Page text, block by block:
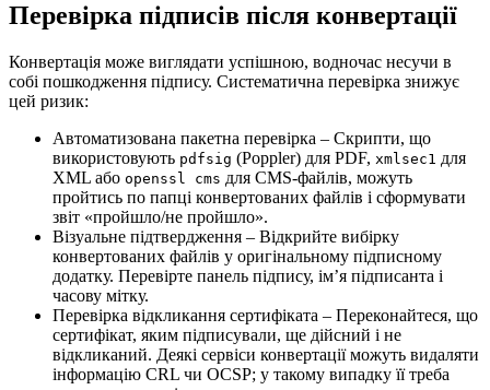
Перевірка підписів після конвертації
Конвертація може виглядати успішною, водночас несучи в
собі пошкодження підпису. Систематична перевірка знижує
цей ризик:
Автоматизована пакетна перевірка – Скрипти, що
використовують pdfsig (Poppler) для PDF, xmlsec1 для
XML або openssl cms для CMS‑файлів, можуть
пройтись по папці конвертованих файлів і сформувати
звіт «пройшло/не пройшло».
Візуальне підтвердження – Відкрийте вибірку
конвертованих файлів у оригінальному підписному
додатку. Перевірте панель підпису, ім’я підписанта і
часову мітку.
Перевірка відкликання сертифіката – Переконайтеся, що
сертифікат, яким підписували, ще дійсний і не
відкликаний. Деякі сервіси конвертації можуть видаляти
інформацію CRL чи OCSP; у такому випадку її треба